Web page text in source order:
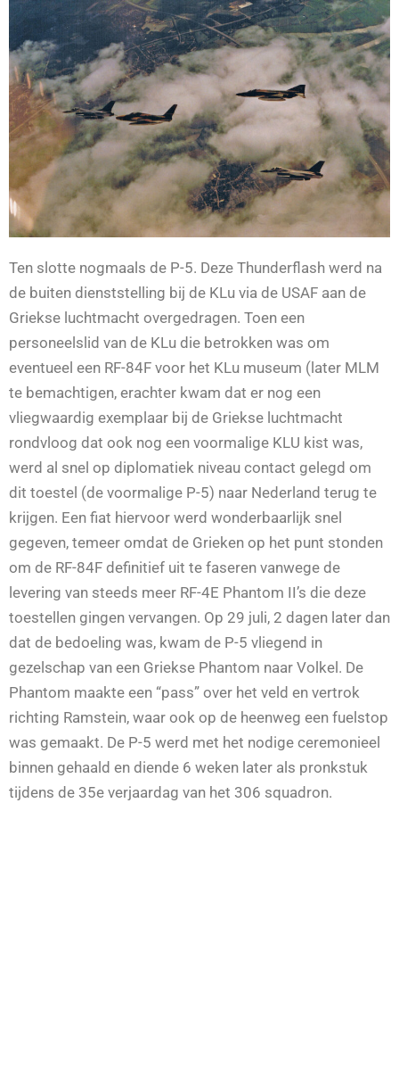
Ten slotte nogmaals de P-5. Deze Thunderflash werd na
de buiten dienststelling bij de KLu via de USAF aan de
Griekse luchtmacht overgedragen. Toen een
personeelslid van de KLu die betrokken was om
eventueel een RF-84F voor het KLu museum (later MLM
te bemachtigen, erachter kwam dat er nog een
vliegwaardig exemplaar bij de Griekse luchtmacht
rondvloog dat ook nog een voormalige KLU kist was,
werd al snel op diplomatiek niveau contact gelegd om
dit toestel (de voormalige P-5) naar Nederland terug te
krijgen. Een fiat hiervoor werd wonderbaarlijk snel
gegeven, temeer omdat de Grieken op het punt stonden
om de RF-84F definitief uit te faseren vanwege de
levering van steeds meer RF-4E Phantom II’s die deze
toestellen gingen vervangen. Op 29 juli, 2 dagen later dan
dat de bedoeling was, kwam de P-5 vliegend in
gezelschap van een Griekse Phantom naar Volkel. De
Phantom maakte een “pass” over het veld en vertrok
richting Ramstein, waar ook op de heenweg een fuelstop
was gemaakt. De P-5 werd met het nodige ceremonieel
binnen gehaald en diende 6 weken later als pronkstuk
tijdens de 35e verjaardag van het 306 squadron.